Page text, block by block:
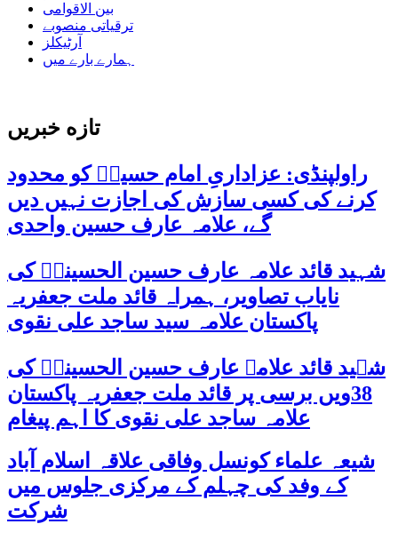
بین الاقوامی
ترقیاتی منصوبے
آرٹیکلز
ہمارے بارے میں
تازه خبریں
راولپنڈی: عزاداریِ امام حسینؑ کو محدود
کرنے کی کسی سازش کی اجازت نہیں دیں
گے، علامہ عارف حسین واحدی
شہید قائد علامہ عارف حسین الحسینیؒ کی
نایاب تصاویر، ہمراہ قائد ملت جعفریہ
پاکستان علامہ سید ساجد علی نقوی
شہید قائد علامہ عارف حسین الحسینیؒ کی
38ویں برسی پر قائد ملت جعفریہ پاکستان
علامہ ساجد علی نقوی کا اہم پیغام
شیعہ علماء کونسل وفاقی علاقہ اسلام آباد
کے وفد کی چہلم کے مرکزی جلوس میں
شرکت